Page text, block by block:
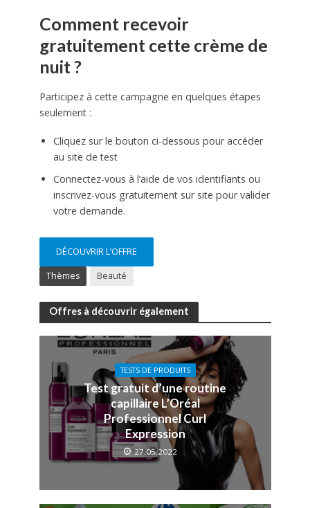
Comment recevoir
gratuitement cette crème de
nuit ?
Participez à cette campagne en quelques étapes
seulement :
Cliquez sur le bouton ci-dessous pour accéder
au site de test
Connectez-vous à l’aide de vos identifiants ou
inscrivez-vous gratuitement sur site pour valider
votre demande.
DÉCOUVRIR L’OFFRE
Thèmes Beauté
Offres à découvrir également
TESTS DE PRODUITS
Test gratuit d’une routine
capillaire L’Oréal
Professionnel Curl
Expression
27.05.2022